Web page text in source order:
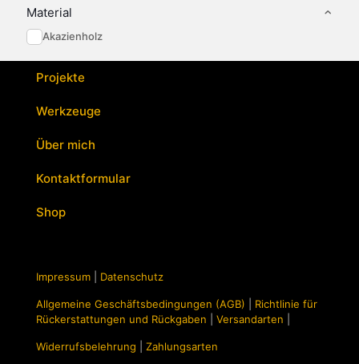
Material
Akazienholz
Optionen
gewählt
Projekte
Werkzeuge
Über mich
Kontaktformular
Shop
Impressum Datenschutz
Allgemeine Geschäftsbedingungen (AGB)
Richtlinie für
Rückerstattungen und Rückgaben
Versandarten
Widerrufsbelehrung Zahlungsarten